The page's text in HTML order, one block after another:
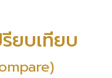
ยบเทียบ